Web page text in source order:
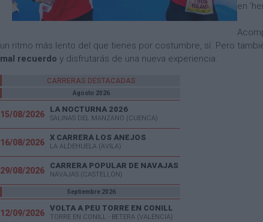
en
un ritmo más lento del que tienes por costumbre, sí. Pero
mal recuerdo y disfrutarás de una nueva experiencia.
CARRERAS DESTACADAS
Agosto 2026
15/08/2026
LA NOCTURNA 2026
SALINAS DEL MANZANO (CUENCA)
16/08/2026
X CARRERA LOS ANEJOS
LA ALDEHUELA (AVILA)
29/08/2026
CARRERA POPULAR DE NAVAJAS
NAVAJAS (CASTELLÓN)
Septiembre 2026
12/09/2026
VOLTA A PEU TORRE EN CONILL
TORRE EN CONILL - BETERA (VALENCIA)